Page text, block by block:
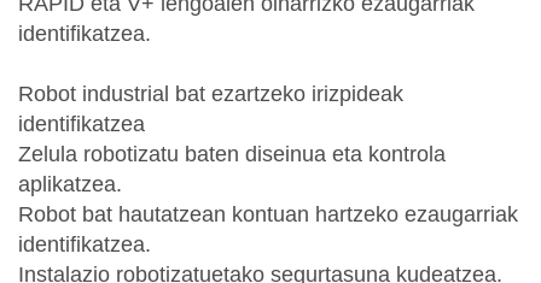
identifikatzea.
Robot industrial bat ezartzeko irizpideak
identifikatzea
Zelula robotizatu baten diseinua eta kontrola
aplikatzea.
Robot bat hautatzean kontuan hartzeko ezaugarriak
identifikatzea.
Instalazio robotizatuetako segurtasuna kudeatzea.